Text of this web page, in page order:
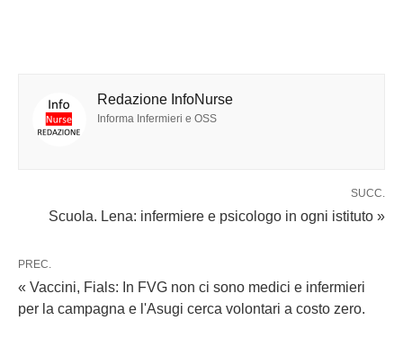
Redazione InfoNurse
Informa Infermieri e OSS
SUCC.
Scuola. Lena: infermiere e psicologo in ogni istituto »
PREC.
« Vaccini, Fials: In FVG non ci sono medici e infermieri
per la campagna e l'Asugi cerca volontari a costo zero.